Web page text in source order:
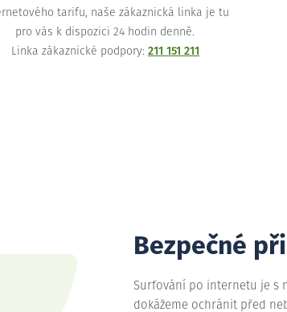
tarifu, naše zákaznická linka je tu
pro vás k dispozici 24 hodin denně.
Linka zákaznické podpory: 211 151 211
Bezpečné
Surfování po internetu je s
dokážeme ochránit před